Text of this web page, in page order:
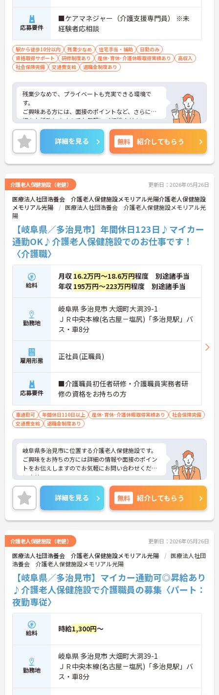
応募要件
■ケアマネジャー（介護支援専門員） ※未
経験者応相談
駅から徒歩10分以内 残業少なめ 住宅手当・補助
日勤のみ
資格取得サポート
研修制度あり 産休･育休･介護休暇取得実績あり
高収入
社会保険完備
交通費支給 退職金制度あり
残業少なめで、プライベートも充実できる環境で
す。
ご興味ある方には、面接のポイントなど、さらに詳
細をお話致しますのでお気軽にご相談ください。
詳細を見る 無料 紹介してもらう
介護老人保健施設（老健） 更新日：2026年05月26日
医療法人社団浩養会 介護老人保健施設メモリアル光陽介護老人保健施設
メモリアル光陽
医療法人社団浩養会 介護老人保健施設メモリアル光
陽
【岐阜県／多治見市】年間休日123日♪マイカー
通勤OK♪介護老人保健施設でのお仕事です！
〈介護職〉
給料
月収 16.2万円～18.6万円程度 別途諸手当
年収 195万円～223万円程度 別途諸手当
勤務地
岐阜県 多治見市 大畑町大洞39-1
ＪＲ中央本線(名古屋－塩尻)「多治見駅」バ
ス・車8分
雇用形態 正社員(正職員)
応募要件
■介護職員初任者研修・介護職員実務者研
修の資格をお持ちの方
車通勤可 年間休日110日以上 産休･育休･介護休暇取得実績あり
社会保険完備
交通費支給
退職金制度あり
岐阜県多治見市に位置する介護老人保健施設です。
ご興味をお持ちの方には詳細の情報や面接のポイン
トをお伝えしますのでお気軽にお問い合わせくださ
いませ。
詳細を見る 無料 紹介してもらう
介護老人保健施設（老健） 更新日：2026年05月26日
医療法人社団浩養会 介護老人保健施設メモリアル光陽
医療法人社団
浩養会 介護老人保健施設メモリアル光陽
【岐阜県／多治見市】マイカー通勤可◎昇給あり
♪介護老人保健施設で介護職員の募集〈パート：
夜勤専従〉
給料 時給1,300円～
勤務地
岐阜県 多治見市 大畑町大洞39-1
ＪＲ中央本線(名古屋－塩尻)「多治見駅」バ
ス・車8分